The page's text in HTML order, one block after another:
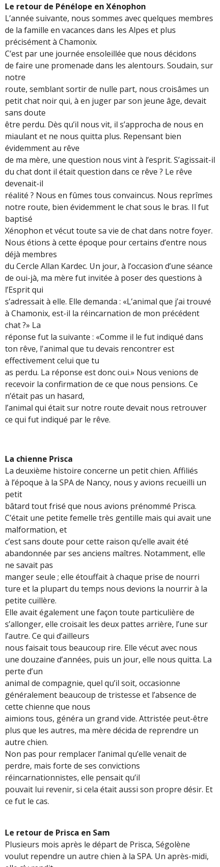
Le retour de Pénélope en Xénophon
L’année suivante, nous sommes avec quelques membres
de la famille en vacances dans les Alpes et plus
précisément à Chamonix.
C’est par une journée ensoleillée que nous décidons
de faire une promenade dans les alentours. Soudain, sur
notre
route, semblant sortir de nulle part, nous croisâmes un
petit chat noir qui, à en juger par son jeune âge, devait
sans doute
être perdu. Dès qu’il nous vit, il s’approcha de nous en
miaulant et ne nous quitta plus. Repensant bien
évidemment au rêve
de ma mère, une question nous vint à l’esprit. S’agissait-il
du chat dont il était question dans ce rêve ? Le rêve
devenait-il
réalité ? Nous en fûmes tous convaincus. Nous reprîmes
notre route, bien évidemment le chat sous le bras. Il fut
baptisé
Xénophon et vécut toute sa vie de chat dans notre foyer.
Nous étions à cette époque pour certains d’entre nous
déjà membres
du Cercle Allan Kardec. Un jour, à l’occasion d’une séance
de oui-jà, ma mère fut invitée à poser des questions à
l’Esprit qui
s’adressait à elle. Elle demanda : «L’animal que j’ai trouvé
à Chamonix, est-il la réincarnation de mon précédent
chat ?» La
réponse fut la suivante : «Comme il le fut indiqué dans
ton rêve, l'animal que tu devais rencontrer est
effectivement celui que tu
as perdu. La réponse est donc oui.» Nous venions de
recevoir la confirmation de ce que nous pensions. Ce
n’était pas un hasard,
l’animal qui était sur notre route devait nous retrouver
ce qui fut indiqué par le rêve.
La chienne Prisca
La deuxième histoire concerne un petit chien. Affiliés
à l’époque à la SPA de Nancy, nous y avions recueilli un
petit
bâtard tout frisé que nous avions prénommé Prisca.
C’était une petite femelle très gentille mais qui avait une
malformation, et
c’est sans doute pour cette raison qu’elle avait été
abandonnée par ses anciens maîtres. Notamment, elle
ne savait pas
manger seule ; elle étouffait à chaque prise de nourri
ture et la plupart du temps nous devions la nourrir à la
petite cuillère.
Elle avait également une façon toute particulière de
s’allonger, elle croisait les deux pattes arrière, l’une sur
l’autre. Ce qui d’ailleurs
nous faisait tous beaucoup rire. Elle vécut avec nous
une douzaine d’années, puis un jour, elle nous quitta. La
perte d’un
animal de compagnie, quel qu’il soit, occasionne
généralement beaucoup de tristesse et l’absence de
cette chienne que nous
aimions tous, généra un grand vide. Attristée peut-être
plus que les autres, ma mère décida de reprendre un
autre chien.
Non pas pour remplacer l’animal qu’elle venait de
perdre, mais forte de ses convictions
réincarnationnistes, elle pensait qu’il
pouvait lui revenir, si cela était aussi son propre désir. Et
ce fut le cas.
Le retour de Prisca en Sam
Plusieurs mois après le départ de Prisca, Ségolène
voulut rependre un autre chien à la SPA. Un après-midi,